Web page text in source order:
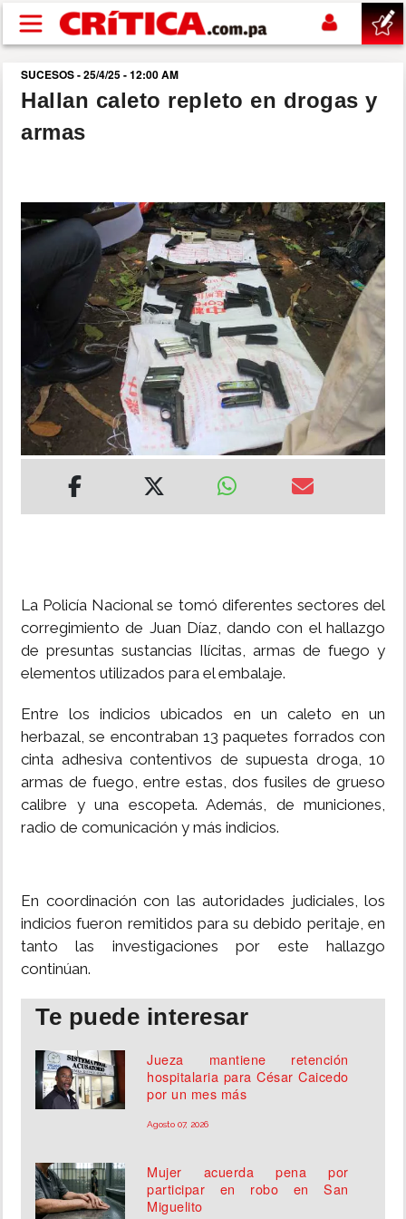
Pasar al contenido principal
buscar
SUCESOS
POLÍTICA
DEPORTES
MUNDO
INSÓLITAS
MULTIMEDIA
SUCESOS - 25/4/25 - 12:00 AM
Hallan caleto repleto en drogas y
armas
La Policía Nacional se tomó diferentes sectores del
corregimiento de Juan Díaz, dando con el hallazgo
de presuntas sustancias Ilícitas, armas de fuego y
elementos utilizados para el embalaje.
Entre los indicios ubicados en un caleto en un
herbazal, se encontraban 13 paquetes forrados con
cinta adhesiva contentivos de supuesta droga, 10
armas de fuego, entre estas, dos fusiles de grueso
calibre y una escopeta. Además, de municiones,
radio de comunicación y más indicios.
En coordinación con las autoridades judiciales, los
indicios fueron remitidos para su debido peritaje, en
tanto las investigaciones por este hallazgo
continúan.
Te puede interesar
Jueza mantiene retención
hospitalaria para César Caicedo
por un mes más
Agosto 07, 2026
Mujer acuerda pena por
participar en robo en San
Miguelito